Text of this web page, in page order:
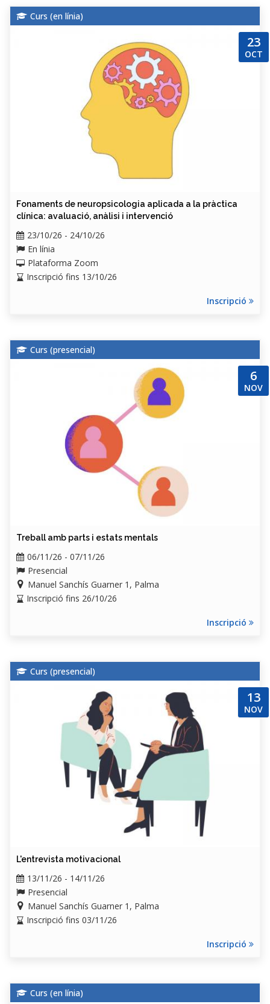
Curs (en línia)
23
OCT
Fonaments de neuropsicologia aplicada a la pràctica
clínica: avaluació, anàlisi i intervenció
23/10/26 - 24/10/26
En línia
Plataforma Zoom
Inscripció fins 13/10/26
Inscripció
Curs (presencial)
6
NOV
Treball amb parts i estats mentals
06/11/26 - 07/11/26
Presencial
Manuel Sanchís Guarner 1, Palma
Inscripció fins 26/10/26
Inscripció
Curs (presencial)
13
NOV
L'entrevista motivacional
13/11/26 - 14/11/26
Presencial
Manuel Sanchís Guarner 1, Palma
Inscripció fins 03/11/26
Inscripció
Curs (en línia)